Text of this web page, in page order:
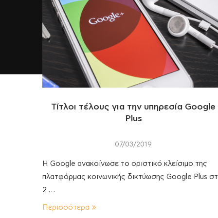
Τίτλοι τέλους για την υπηρεσία Google
Plus
07/03/2019
H Google ανακοίνωσε το οριστικό κλείσιμο της
πλατφόρμας κοινωνικής δικτύωσης Google Plus
2 …
Περισσότερα